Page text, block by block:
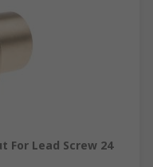
For Lead Screw 24